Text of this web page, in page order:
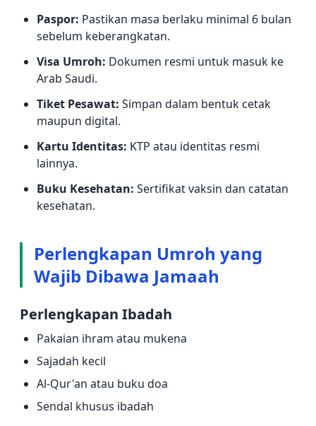
Paspor: Pastikan masa berlaku minimal 6 bulan
sebelum keberangkatan.
Visa Umroh: Dokumen resmi untuk masuk ke
Arab Saudi.
Tiket Pesawat: Simpan dalam bentuk cetak
maupun digital.
Kartu Identitas: KTP atau identitas resmi
lainnya.
Buku Kesehatan: Sertifikat vaksin dan catatan
kesehatan.
Perlengkapan Umroh yang
Wajib Dibawa Jamaah
Perlengkapan Ibadah
Pakaian ihram atau mukena
Sajadah kecil
Al-Qur'an atau buku doa
Sendal khusus ibadah